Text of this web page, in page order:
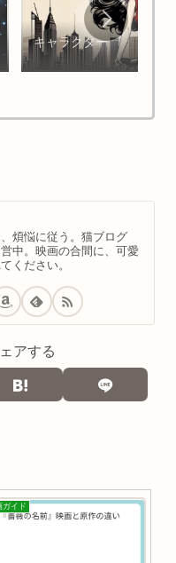
キャラクター
煩悩に従う。猫ブログ
中。映画の合間に、可愛
ください。
アする
ガイド